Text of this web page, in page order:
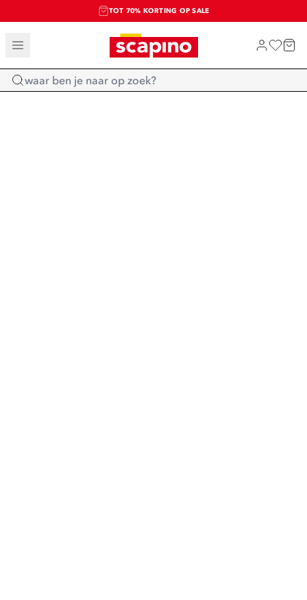
TOT 70% KORTING OP SALE
SALE: LAATSTE KANS!
SHOP NIEUW
Home